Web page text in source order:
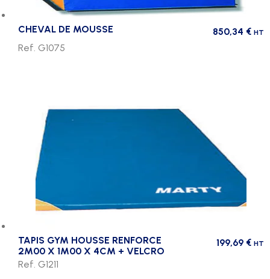
CHEVAL DE MOUSSE 850,34 € HT
Ref. G1075
TAPIS GYM HOUSSE RENFORCE
2M00 X 1M00 X 4CM + VELCRO
199,69 € HT
Ref. G1211